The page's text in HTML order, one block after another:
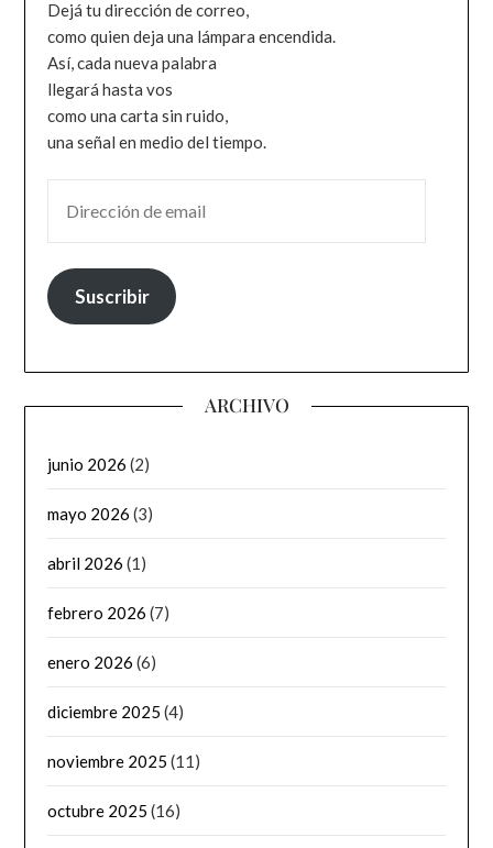
Dejá tu dirección de correo,
como quien deja una lámpara encendida.
Así, cada nueva palabra
llegará hasta vos
como una carta sin ruido,
una señal en medio del tiempo.
Suscribir
ARCHIVO
junio 2026 (2)
mayo 2026 (3)
abril 2026 (1)
febrero 2026 (7)
enero 2026 (6)
diciembre 2025 (4)
noviembre 2025 (11)
octubre 2025 (16)